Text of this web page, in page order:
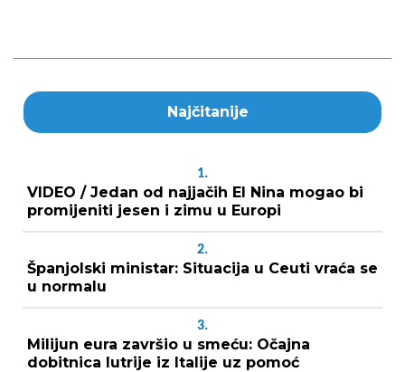
Najčitanije
1.
VIDEO / Jedan od najjačih El Nina mogao bi
promijeniti jesen i zimu u Europi
2.
Španjolski ministar: Situacija u Ceuti vraća se
u normalu
3.
Milijun eura završio u smeću: Očajna
dobitnica lutrije iz Italije uz pomoć